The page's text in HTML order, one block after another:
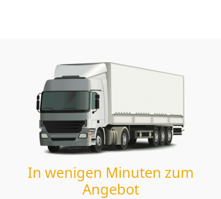
In wenigen Minuten zum
Angebot